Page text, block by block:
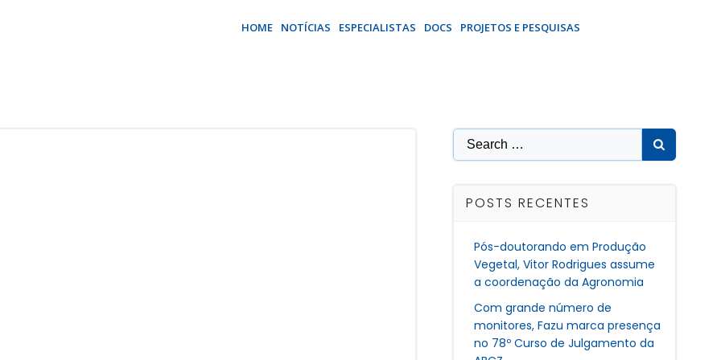
HOME NOTÍCIAS ESPECIALISTAS DOCS PROJETOS E PESQUISAS
Search
for:
POSTS RECENTES
Pós-doutorando em Produção
Vegetal, Vitor Rodrigues assume
a coordenação da Agronomia
Com grande número de
monitores, Fazu marca presença
no 78º Curso de Julgamento da